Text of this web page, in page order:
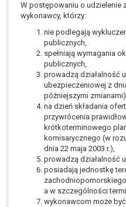
W postępowaniu o udzielenie
wykonawcy, którzy:
nie podlegają
publicznych,
spełniają wymagania
publicznych,
prowadzą działalność
ubezpieczeniowej z
późniejszymi
na dzień składania
przywrócenia
krótkoterminowego
komisarycznego (w
dnia 22 maja 2003 r.),
prowadzą działalność
posiadają jednostkę
a w szczególności
wykonawcom może